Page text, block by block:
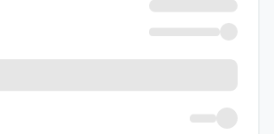
و شوخی‌های فراوان مطرح می‌کند.
سبکی، فضای کتاب را سرگرم‌کننده نگه
غیررسمی کمک می‌کند مسائل
تخصصی فاصله بگیرند و به تجربه‌ای